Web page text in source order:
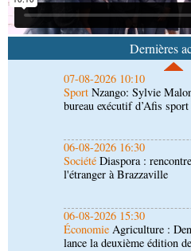
Dernières
07-08-2026 10:10
Nzango: Sylvie
bureau exécutif d’Afis
06-08-2026 16:30
SociétéDiaspora :
l'étranger à Brazzaville
06-08-2026 15:30
ÉconomieAgriculture :
lance la deuxième édition
06-08-2026 15:10
SociétéUMNG : 145
promus aux sessions du